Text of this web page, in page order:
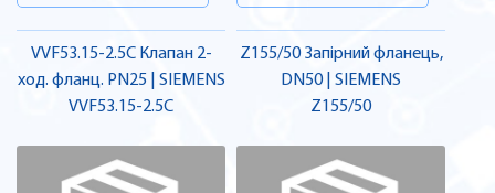
VVF53.15-2.5C Клапан 2-
ход. фланц. PN25 | SIEMENS
VVF53.15-2.5C
Z155/50 Запірний фланець,
DN50 | SIEMENS
Z155/50